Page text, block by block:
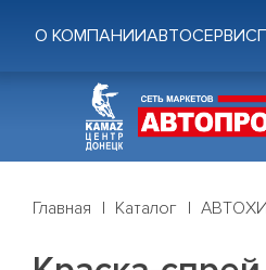
О КОМПАНИИАВТОСЕРВИС
Главная Каталог